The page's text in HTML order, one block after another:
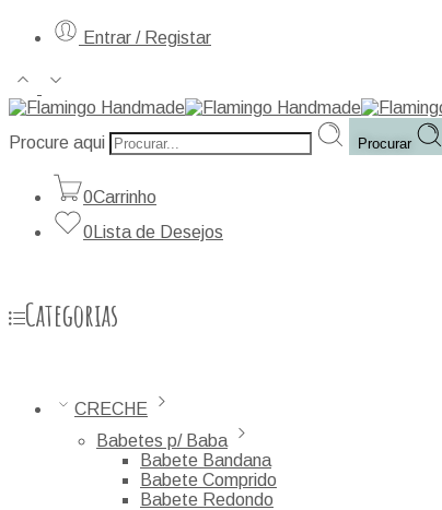
Entrar / Registar
Procure aqui Procurar
0Carrinho
0 Lista de Desejos
Categorias
CRECHE
Babetes p/ Baba
Babete Bandana
Babete Comprido
Babete Redondo